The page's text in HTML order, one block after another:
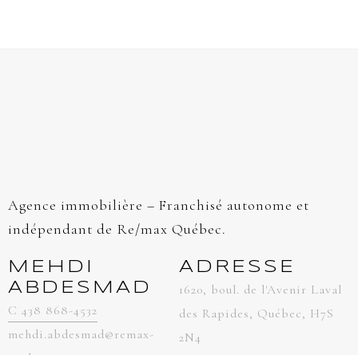
Agence immobilière – Franchisé autonome et
indépendant de Re/max Québec.
MEHDI
ABDESMAD
C 438 868-4532
mehdi.abdesmad@remax-
ADRESSE
1620, boul. de l'Avenir Laval
des Rapides, Québec, H7S
2N4